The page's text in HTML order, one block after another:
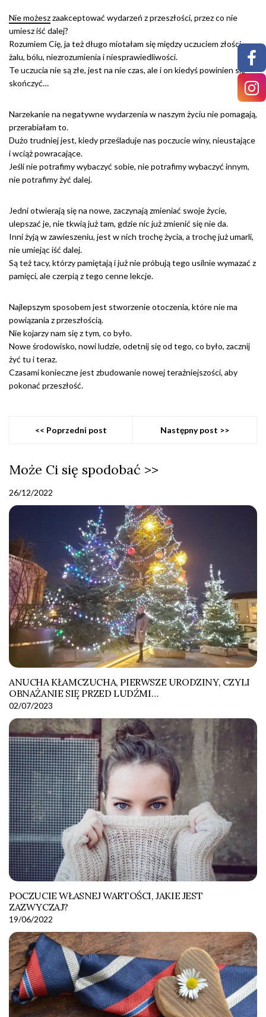
Nie możeszzaakceptować wydarzeń z przeszłości, przez co nie
umiesz iść dalej?
Rozumiem Cię, ja też długo miotałam się między uczuciem złości,
żalu, bólu, niezrozumienia i niesprawiedliwości.
Te uczucia nie są złe, jest na nie czas, ale i on kiedyś powinien się
skończyć…
Narzekanie na negatywne wydarzenia w naszym życiu nie pomagają,
przerabiałam to.
Dużo trudniej jest, kiedy prześladuje nas poczucie winy, nieustające
i wciąż powracające.
Jeśli nie potrafimy wybaczyć sobie, nie potrafimy wybaczyć innym,
nie potrafimy żyć dalej.
Jedni otwierają się na nowe, zaczynają zmieniać swoje życie,
ulepszać je, nie tkwią już tam, gdzie nic już zmienić się nie da.
Inni żyją w zawieszeniu, jest w nich trochę życia, a trochę już umarli,
nie umiejąc iść dalej.
Są też tacy, którzy pamiętają i już nie próbują tego usilnie wymazać z
pamięci, ale czerpią z tego cenne lekcje.
Najlepszym sposobem jest stworzenie otoczenia, które nie ma
powiązania z przeszłością.
Nie kojarzy nam się z tym, co było.
Nowe środowisko, nowi ludzie, odetnij się od tego, co było, zacznij
żyć tu i teraz.
Czasami konieczne jest zbudowanie nowej teraźniejszości, aby
pokonać przeszłość.
<< Poprzedni post Następny post >>
Może Ci się spodobać >>
26/12/2022
ANUCHA KŁAMCZUCHA, PIERWSZE URODZINY, CZYLI
OBNAŻANIE SIĘ PRZED LUDŹMI…
02/07/2023
POCZUCIE WŁASNEJ WARTOŚCI, JAKIE JEST
ZAZWYCZAJ?
19/06/2022